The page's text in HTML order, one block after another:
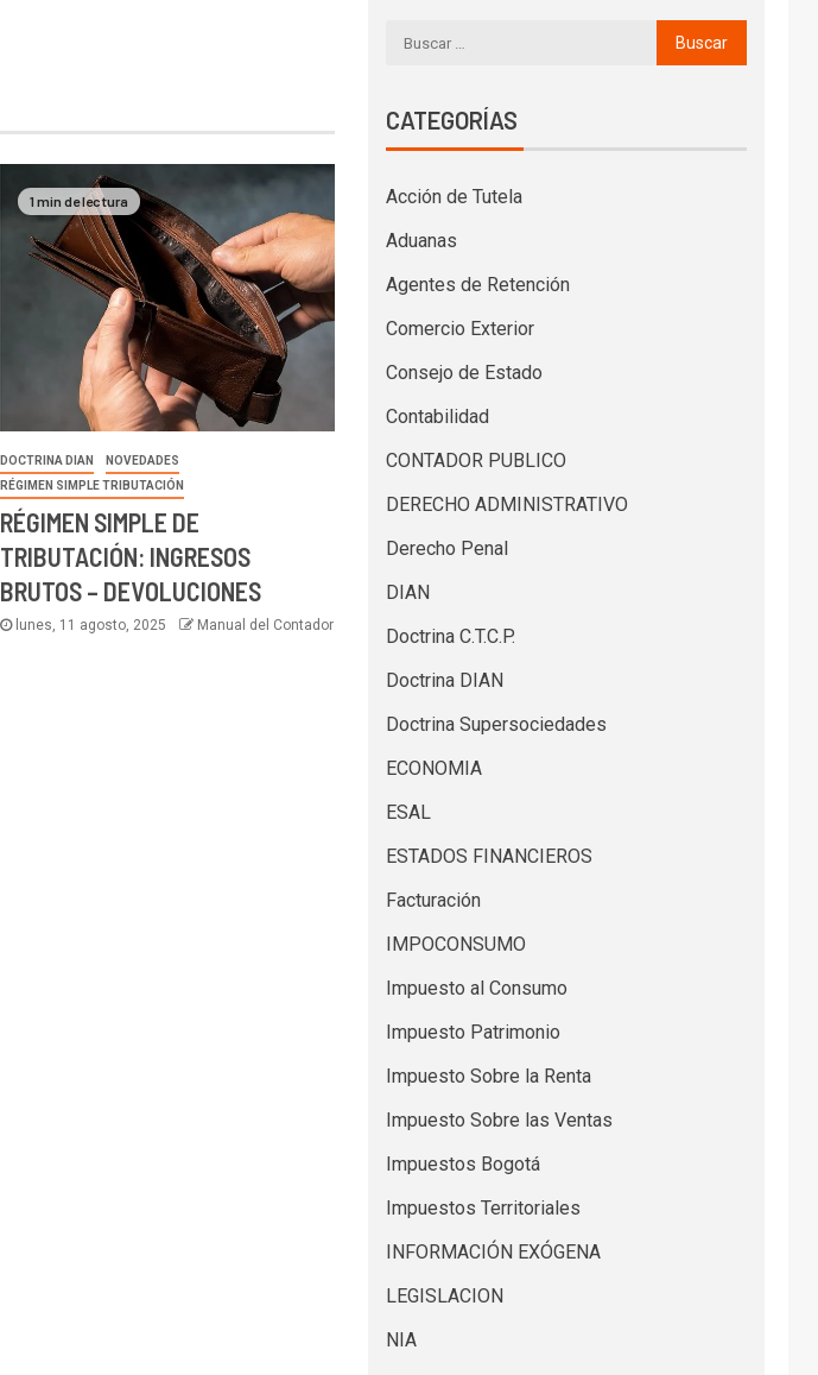
1 min de lectura
DOCTRINA DIAN
NOVEDADES
RÉGIMEN SIMPLE TRIBUTACIÓN
RÉGIMEN SIMPLE DE
TRIBUTACIÓN: INGRESOS
BRUTOS – DEVOLUCIONES
lunes, 11 agosto, 2025 Manual del Contador
CATEGORÍAS
Acción de Tutela
Aduanas
Agentes de Retención
Comercio Exterior
Consejo de Estado
Contabilidad
CONTADOR PUBLICO
DERECHO ADMINISTRATIVO
Derecho Penal
DIAN
Doctrina C.T.C.P.
Doctrina DIAN
Doctrina Supersociedades
ECONOMIA
ESAL
ESTADOS FINANCIEROS
Facturación
IMPOCONSUMO
Impuesto al Consumo
Impuesto Patrimonio
Impuesto Sobre la Renta
Impuesto Sobre las Ventas
Impuestos Bogotá
Impuestos Territoriales
INFORMACIÓN EXÓGENA
LEGISLACION
NIA